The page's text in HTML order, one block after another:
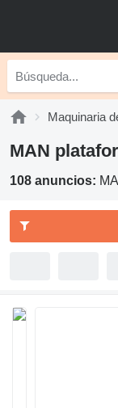
Maquinaria
MAN
108 anuncios: